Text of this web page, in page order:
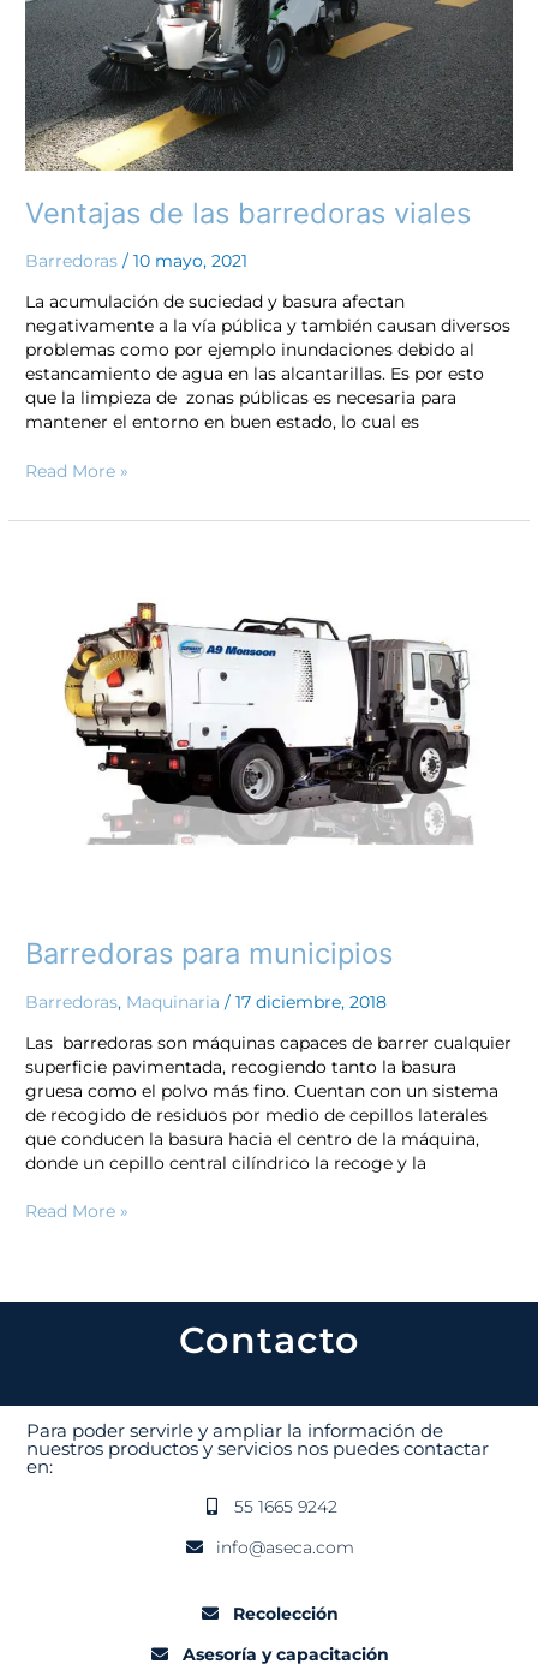
Ventajas de las barredoras viales
Barredoras /10 mayo, 2021
La acumulación de suciedad y basura afectan
negativamente a la vía pública y también causan diversos
problemas como por ejemplo inundaciones debido al
estancamiento de agua en las alcantarillas. Es por esto
que la limpieza de zonas públicas es necesaria para
mantener el entorno en buen estado, lo cual es
Read More »
Barredoras para municipios
Barredoras, Maquinaria /17 diciembre, 2018
Las barredoras son máquinas capaces de barrer cualquier
superficie pavimentada, recogiendo tanto la basura
gruesa como el polvo más fino. Cuentan con un sistema
de recogido de residuos por medio de cepillos laterales
que conducen la basura hacia el centro de la máquina,
donde un cepillo central cilíndrico la recoge y la
Read More »
Contacto
Para poder servirle y ampliar la información de
nuestros productos y servicios nos puedes contactar
en:
55 1665 9242
info@aseca.com
Recolección
Asesoría y capacitación